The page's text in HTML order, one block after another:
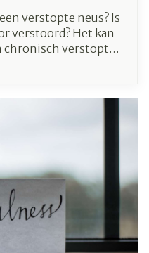
verstopte neus? Is
verstoord? Het kan
chronisch verstopte
voor frequente